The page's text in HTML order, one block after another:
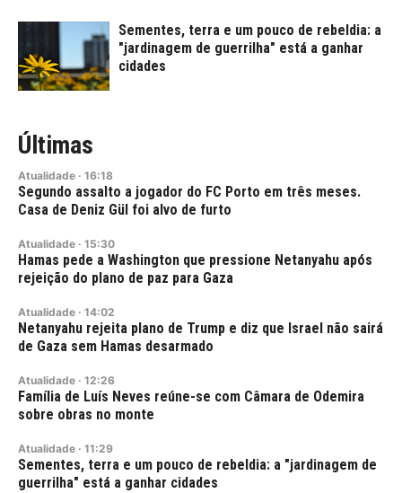
Sementes, terra e um pouco de rebeldia: a
"jardinagem de guerrilha" está a ganhar
cidades
Últimas
Atualidade · 16:18
Segundo assalto a jogador do FC Porto em três meses.
Casa de Deniz Gül foi alvo de furto
Atualidade · 15:30
Hamas pede a Washington que pressione Netanyahu após
rejeição do plano de paz para Gaza
Atualidade · 14:02
Netanyahu rejeita plano de Trump e diz que Israel não sairá
de Gaza sem Hamas desarmado
Atualidade · 12:26
Família de Luís Neves reúne-se com Câmara de Odemira
sobre obras no monte
Atualidade · 11:29
Sementes, terra e um pouco de rebeldia: a "jardinagem de
guerrilha" está a ganhar cidades